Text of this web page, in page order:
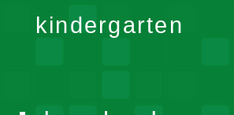
kindergarten